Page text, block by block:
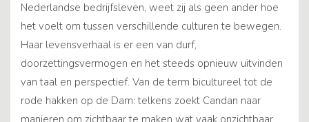
Nederlandse bedrijfsleven, weet zij als geen ander hoe
het voelt om tussen verschillende culturen te bewegen.
Haar levensverhaal is er een van durf,
doorzettingsvermogen en het steeds opnieuw uitvinden
van taal en perspectief. Van de term bicultureel tot de
rode hakken op de Dam: telkens zoekt Candan naar